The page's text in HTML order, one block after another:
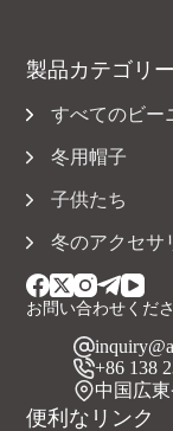
お問い合わせくだ
+86 138
中国広
便利なリンク
製品カテゴリー
すべてのビー
冬用帽子
子供たち
冬のアクセサ